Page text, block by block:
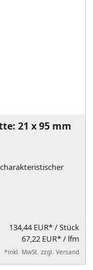
21 x 95 mm
134,44 EUR*/ Stück
67,22 EUR* / lfm
*inkl. MwSt. zzgl. Versand